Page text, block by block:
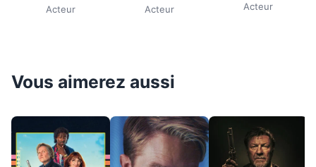
Acteur Acteur Acteur
Vous aimerez aussi